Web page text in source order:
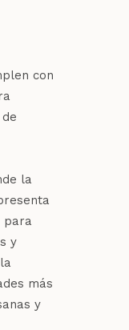
con
la
para
y
más
y